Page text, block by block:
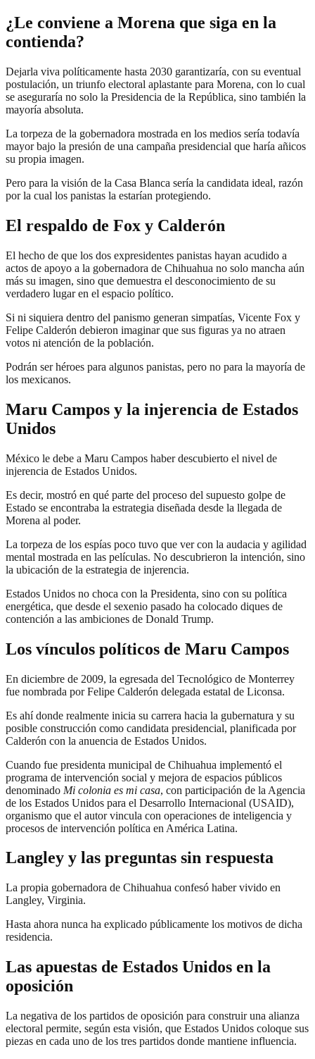
¿Le conviene a Morena que siga en la
contienda?
Dejarla viva políticamente hasta 2030 garantizaría, con su eventual
postulación, un triunfo electoral aplastante para Morena, con lo cual
se aseguraría no solo la Presidencia de la República, sino también la
mayoría absoluta.
La torpeza de la gobernadora mostrada en los medios sería todavía
mayor bajo la presión de una campaña presidencial que haría añicos
su propia imagen.
Pero para la visión de la Casa Blanca sería la candidata ideal, razón
por la cual los panistas la estarían protegiendo.
El respaldo de Fox y Calderón
El hecho de que los dos expresidentes panistas hayan acudido a
actos de apoyo a la gobernadora de Chihuahua no solo mancha aún
más su imagen, sino que demuestra el desconocimiento de su
verdadero lugar en el espacio político.
Si ni siquiera dentro del panismo generan simpatías, Vicente Fox y
Felipe Calderón debieron imaginar que sus figuras ya no atraen
votos ni atención de la población.
Podrán ser héroes para algunos panistas, pero no para la mayoría de
los mexicanos.
Maru Campos y la injerencia de Estados
Unidos
México le debe a Maru Campos haber descubierto el nivel de
injerencia de Estados Unidos.
Es decir, mostró en qué parte del proceso del supuesto golpe de
Estado se encontraba la estrategia diseñada desde la llegada de
Morena al poder.
La torpeza de los espías poco tuvo que ver con la audacia y agilidad
mental mostrada en las películas. No descubrieron la intención, sino
la ubicación de la estrategia de injerencia.
Estados Unidos no choca con la Presidenta, sino con su política
energética, que desde el sexenio pasado ha colocado diques de
contención a las ambiciones de Donald Trump.
Los vínculos políticos de Maru Campos
En diciembre de 2009, la egresada del Tecnológico de Monterrey
fue nombrada por Felipe Calderón delegada estatal de Liconsa.
Es ahí donde realmente inicia su carrera hacia la gubernatura y su
posible construcción como candidata presidencial, planificada por
Calderón con la anuencia de Estados Unidos.
Cuando fue presidenta municipal de Chihuahua implementó el
programa de intervención social y mejora de espacios públicos
denominado Mi colonia es mi casa, con participación de la Agencia
de los Estados Unidos para el Desarrollo Internacional (USAID),
organismo que el autor vincula con operaciones de inteligencia y
procesos de intervención política en América Latina.
Langley y las preguntas sin respuesta
La propia gobernadora de Chihuahua confesó haber vivido en
Langley, Virginia.
Hasta ahora nunca ha explicado públicamente los motivos de dicha
residencia.
Las apuestas de Estados Unidos en la
oposición
La negativa de los partidos de oposición para construir una alianza
electoral permite, según esta visión, que Estados Unidos coloque sus
piezas en cada uno de los tres partidos donde mantiene influencia.